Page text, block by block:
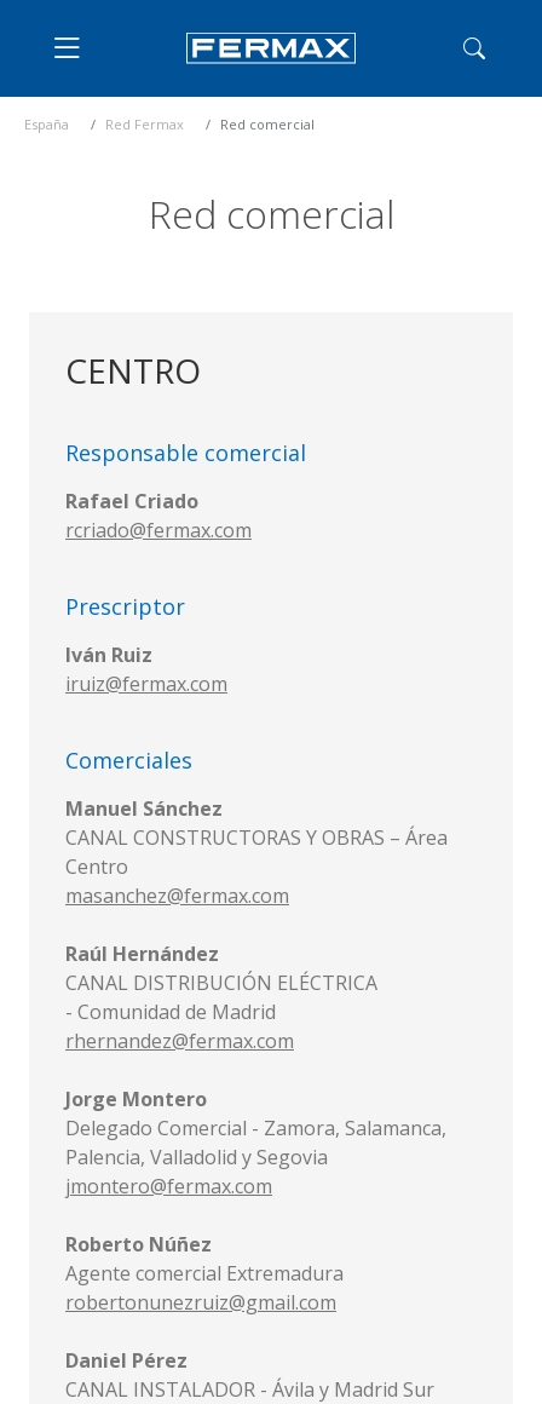
España Red Fermax Red comercial
Red comercial
CENTRO
Responsable comercial
Rafael Criado
rcriado@fermax.com
Prescriptor
Iván Ruiz
iruiz@fermax.com
Comerciales
Manuel Sánchez
CANAL CONSTRUCTORAS Y OBRAS – Área
Centro
masanchez@fermax.com
Raúl Hernández
CANAL DISTRIBUCIÓN ELÉCTRICA
- Comunidad de Madrid
rhernandez@fermax.com
Jorge Montero
Delegado Comercial - Zamora, Salamanca,
Palencia, Valladolid y Segovia
jmontero@fermax.com
Roberto Núñez
Agente comercial Extremadura
robertonunezruiz@gmail.com
Daniel Pérez
CANAL INSTALADOR - Ávila y Madrid Sur